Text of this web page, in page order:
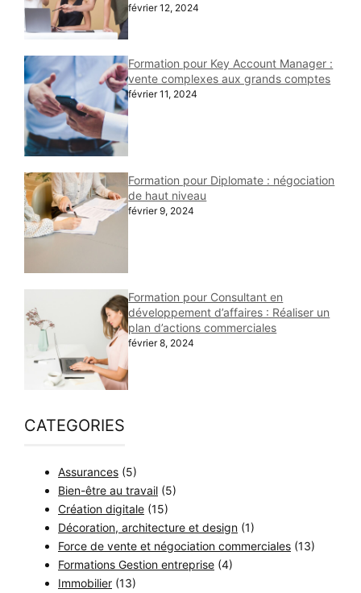
février 12, 2024
Formation pour Key Account Manager :
vente complexes aux grands comptes
février 11, 2024
Formation pour Diplomate : négociation
de haut niveau
février 9, 2024
Formation pour Consultant en
développement d’affaires : Réaliser un
plan d’actions commerciales
février 8, 2024
CATEGORIES
Assurances (5)
Bien-être au travail (5)
Création digitale (15)
Décoration, architecture et design (1)
Force de vente et négociation commerciales (13)
Formations Gestion entreprise (4)
Immobilier (13)